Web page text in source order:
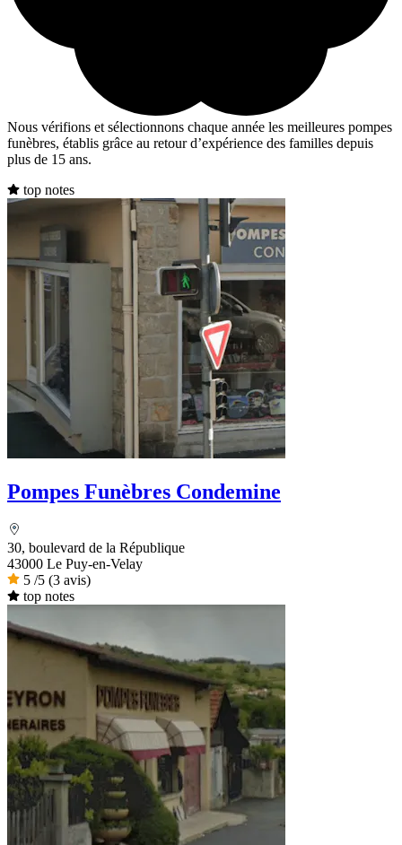
Nous vérifions et sélectionnons chaque année les meilleures pompes
funèbres, établis grâce au retour d’expérience des familles depuis
plus de 15 ans.
top notes
Pompes Funèbres Condemine
30, boulevard de la République
43000 Le Puy-en-Velay
5 /5 (3 avis)
top notes